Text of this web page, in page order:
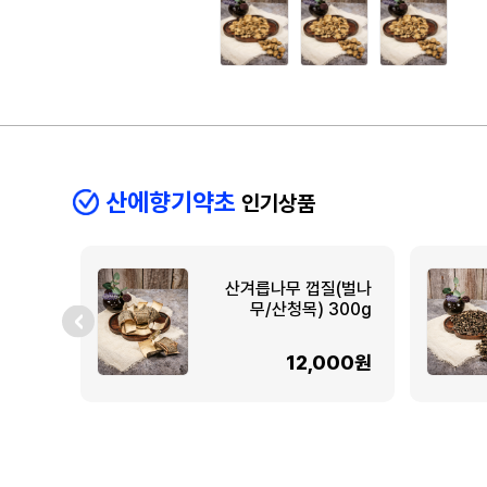
산에향기약초 인기상품
산겨릅나무 껍질(벌나
무/산청목) 300g
12,000원